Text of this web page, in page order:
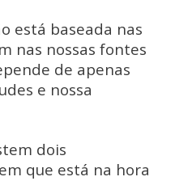
está baseada nas
nas nossas fontes
de apenas
e nossa
dois
que está na hora